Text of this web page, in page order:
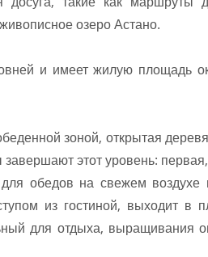
озеро Астано.
и имеет жилую площадь
зоной, открытая
этот уровень:
для обедов на свежем
из гостиной, выходит в
для отдыха, выращивания